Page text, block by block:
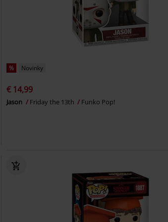
% Novinky
€ 14,99
Jason Friday the 13th Funko Pop!